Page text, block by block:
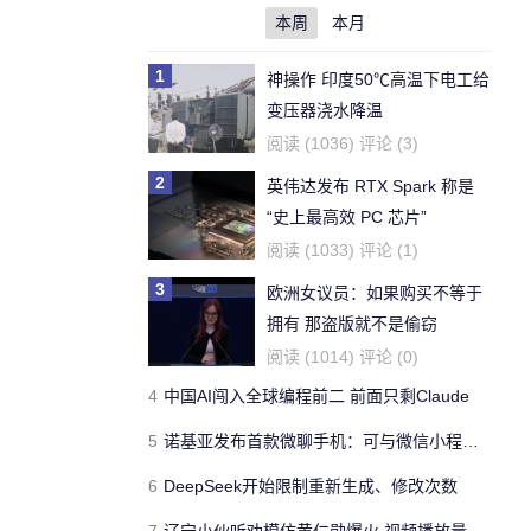
本周 本月
1
神操作 印度50℃高温下电工给
变压器浇水降温
阅读 (1036) 评论 (3)
2
英伟达发布 RTX Spark 称是
“史上最高效 PC 芯片”
阅读 (1033) 评论 (1)
3
欧洲女议员：如果购买不等于
拥有 那盗版就不是偷窃
阅读 (1014) 评论 (0)
4 中国AI闯入全球编程前二 前面只剩Claude
5 诺基亚发布首款微聊手机：可与微信小程序视频通话 售价199元
6 DeepSeek开始限制重新生成、修改次数